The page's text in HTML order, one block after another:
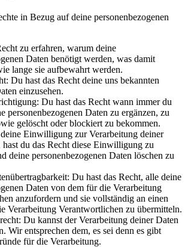
in Bezug auf deine personenbezogenen
zu erfahren, warum deine
Daten benötigt werden, was damit
lange sie aufbewahrt werden.
Du hast das Recht deine uns bekannten
einzusehen.
Du hast das Recht wann immer du
personenbezogenen Daten zu ergänzen, zu
gelöscht oder blockiert zu bekommen.
Einwilligung zur Verarbeitung deiner
hast du das Recht diese Einwilligung zu
deine personenbezogenen Daten löschen zu
Du hast das Recht, alle deine
Daten von dem für die Verarbeitung
anzufordern und sie vollständig an einen
Verarbeitung Verantwortlichen zu übermitteln.
Du kannst der Verarbeitung deiner Daten
Wir entsprechen dem, es sei denn es gibt
für die Verarbeitung.